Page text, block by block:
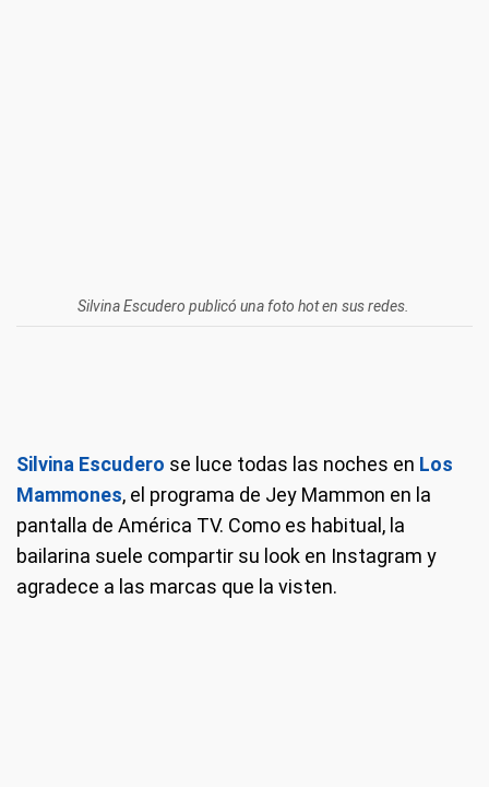
Silvina Escudero publicó una foto hot en sus redes.
Silvina Escudero se luce todas las noches en Los
Mammones, el programa de Jey Mammon en la
pantalla de América TV. Como es habitual, la
bailarina suele compartir su look en Instagram y
agradece a las marcas que la visten.